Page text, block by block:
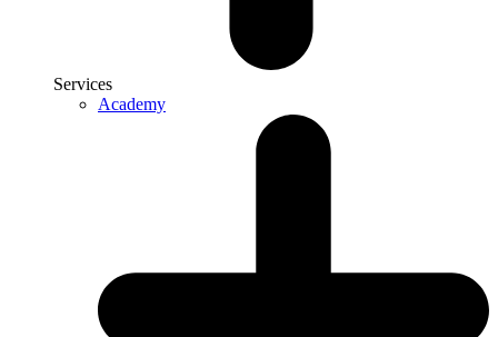
Services
Academy